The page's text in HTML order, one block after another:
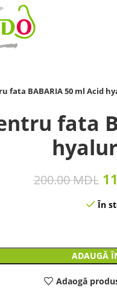
fata BABARIA 50 ml Acid
fata
200.00MDL
În
ADAUGĂ
Adaogă